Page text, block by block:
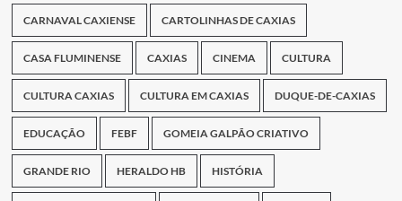
CARNAVAL CAXIENSE CARTOLINHAS DE CAXIAS
CASA FLUMINENSE CAXIAS CINEMA CULTURA
CULTURA CAXIAS CULTURA EM CAXIAS DUQUE-DE-CAXIAS
EDUCAÇÃO FEBF GOMEIA GALPÃO CRIATIVO
GRANDE RIO HERALDO HB HISTÓRIA